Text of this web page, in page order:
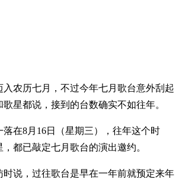
农历七月，不过今年七月歌台意外刮起
星都说，接到的台数确实不如往年。
在8月16日（星期三），往年这个时
都已敲定七月歌台的演出邀约。
时说，过往歌台是早在一年前就预定来年